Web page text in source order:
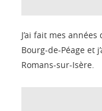
J’ai fait mes
Bourg-de-Péage et
Romans-sur-Isère.